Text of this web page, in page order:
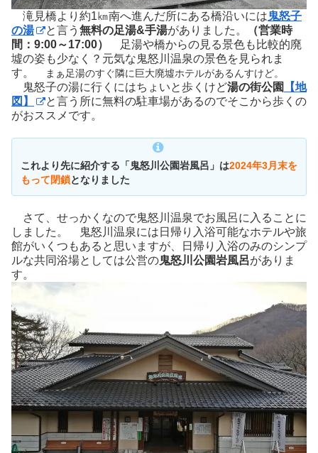
滝見橋より約1㎞南へ進んだ所にある橋沿いには鬼怒子
の湯
と言う 無料の足湯&手湯がありました。
（営業時
間：9:00～17:00）
足湯や橋からの見る景色も比較的廃
墟の姿も少なく？元気な鬼怒川温泉の景色を見られま
す。
まぁ足湯のすぐ隣に巨大廃墟ホテルがあるんすけど。
鬼怒子の湯に行くにはちょいと歩くけど湯の街公園
【地
図】
と言う所に無料の駐車場があるのでそこから歩くの
がおススメです。
これより先に紹介する「鬼怒川公園岩風呂」は2024年3月末を
もって閉鎖となりました
さて、せっかくなので鬼怒川温泉でお風呂に入ることに
しました。 鬼怒川温泉には日帰り入浴可能なホテルや旅
館がいくつもあると思いますが、日帰り入浴のみのシンプ
ルな共同浴場としては公営の鬼怒川公園岩風呂がありま
す。